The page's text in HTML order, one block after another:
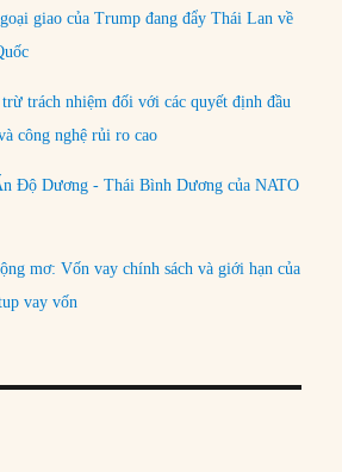
giao của Trump đang đẩy Thái Lan về
trách nhiệm đối với các quyết định đầu
công nghệ rủi ro cao
Độ Dương - Thái Bình Dương của NATO
mơ: Vốn vay chính sách và giới hạn của
vay vốn